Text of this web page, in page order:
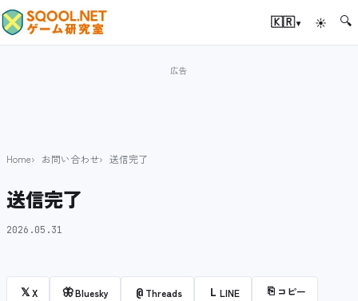
🇰🇷▾ ☀ 🔍
Home お問い合わせ 送信完了
送信完了
2026.05.31
𝕏X 🦋Bluesky @ Threads L LINE ⎘ コピー